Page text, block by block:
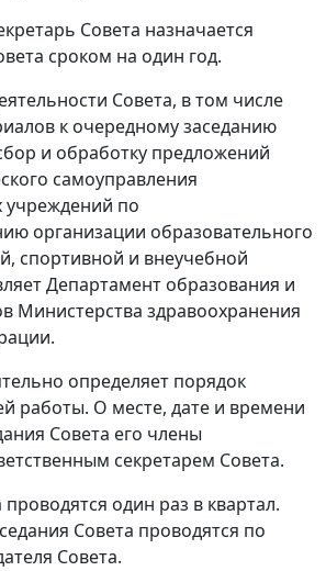
Совета назначается
сроком на один год.
Совета, в том числе
к очередному заседанию
и обработку предложений
самоуправления
учреждений по
организации образовательного
спортивной и внеучебной
Департамент образования и
Министерства здравоохранения
определяет порядок
работы. О месте, дате и времени
Совета его члены
секретарем Совета.
один раз в квартал.
Совета проводятся по
Совета.